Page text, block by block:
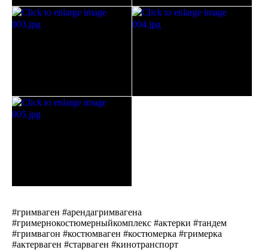
#гримваген #арендагримвагена
#гримернокостюмерныйкомплекс #актерки #тандем
#гримвагон #костюмваген #костюмерка #гримерка
#актерваген #старваген #кинотранспорт